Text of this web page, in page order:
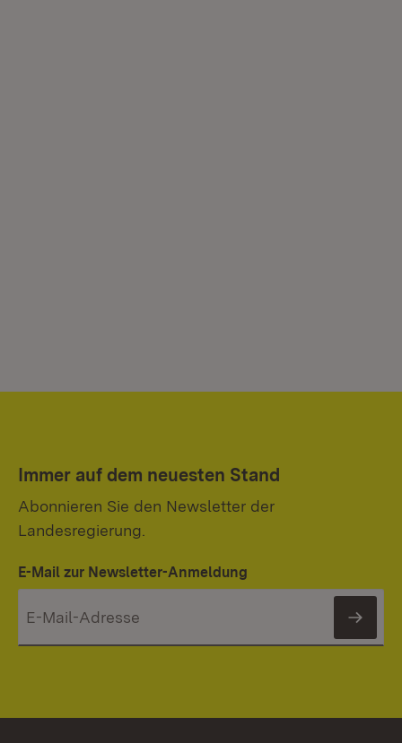
Immer auf dem neuesten Stand
Abonnieren Sie den Newsletter der
Landesregierung.
E-Mail zur Newsletter-Anmeldung